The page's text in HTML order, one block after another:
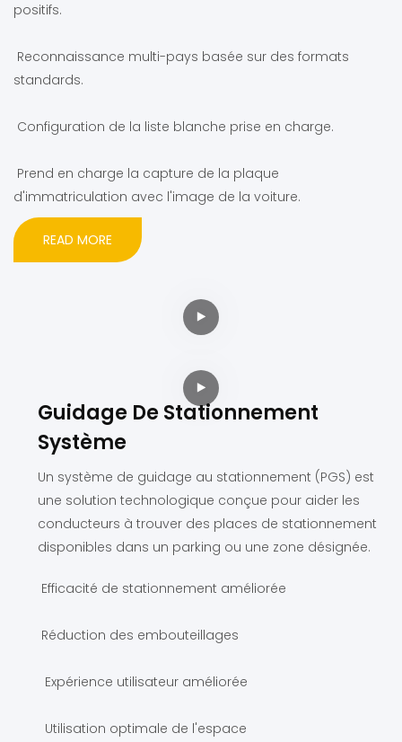
positifs.
Reconnaissance multi-pays basée sur des formats
standards.
Configuration de la liste blanche prise en charge.
Prend en charge la capture de la plaque
d'immatriculation avec l'image de la voiture.
READ MORE
Guidage De Stationnement
Système
Un système de guidage au stationnement (PGS) est
une solution technologique conçue pour aider les
conducteurs à trouver des places de stationnement
disponibles dans un parking ou une zone désignée.
Efficacité de stationnement améliorée
Réduction des embouteillages
Expérience utilisateur améliorée
Utilisation optimale de l'espace